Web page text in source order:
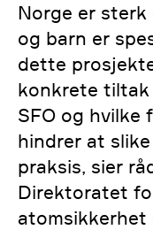
Norge er sterk
og barn er
dette
konkrete
SFO og hvilke
hindrer at
praksis, sier
Direktoratet
atomsikkerhet